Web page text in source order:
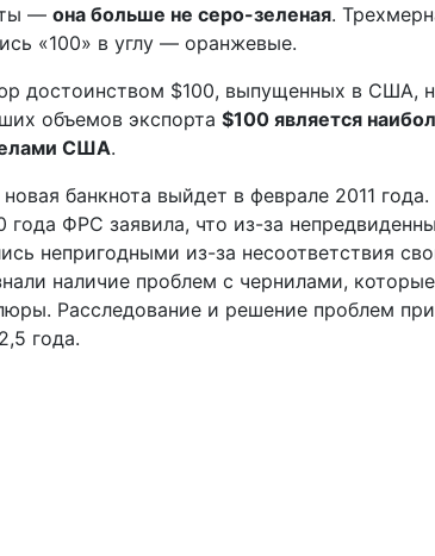
— она больше не серо-зеленая.
«100» в углу — оранжевые.
достоинством $100, выпущенных в США,
объемов экспорта $100 является
США.
банкнота выйдет в феврале 2011
года ФРС заявила, что из-за
непригодными из-за несоответствия
наличие проблем с чернилами,
Расследование и решение проблем
года.